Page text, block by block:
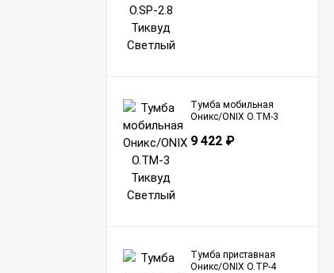
Тумба мобильная
Оникс/ONIX O.TM-3
9 422 ₽
Тумба приставная
Оникс/ONIX O.TP-4